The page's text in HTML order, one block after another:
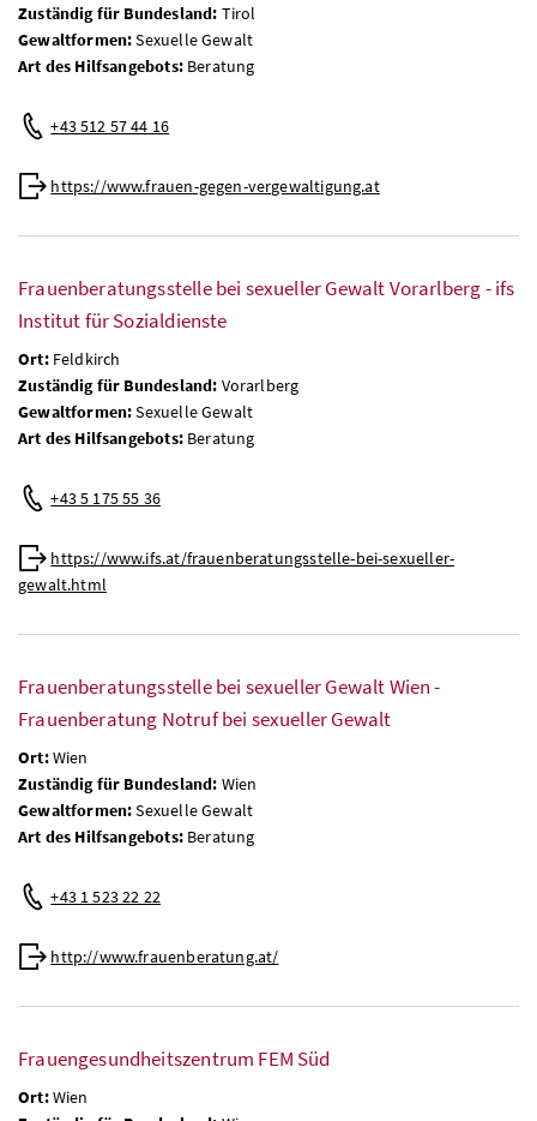
Zuständig für Bundesland: Tirol
Gewaltformen:Sexuelle Gewalt
Art des Hilfsangebots:Beratung
+43 512 57 44 16
https://www.frauen-gegen-vergewaltigung.at
Frauenberatungsstelle bei sexueller Gewalt Vorarlberg - ifs
Institut für Sozialdienste
Ort:Feldkirch
Zuständig für Bundesland: Vorarlberg
Gewaltformen:Sexuelle Gewalt
Art des Hilfsangebots:Beratung
+43 5 175 55 36
https://www.ifs.at/frauenberatungsstelle-bei-sexueller-
gewalt.html
Frauenberatungsstelle bei sexueller Gewalt Wien -
Frauenberatung Notruf bei sexueller Gewalt
Ort:Wien
Zuständig für Bundesland: Wien
Gewaltformen:Sexuelle Gewalt
Art des Hilfsangebots:Beratung
+43 1 523 22 22
http://www.frauenberatung.at/
Frauengesundheitszentrum FEM Süd
Ort:Wien